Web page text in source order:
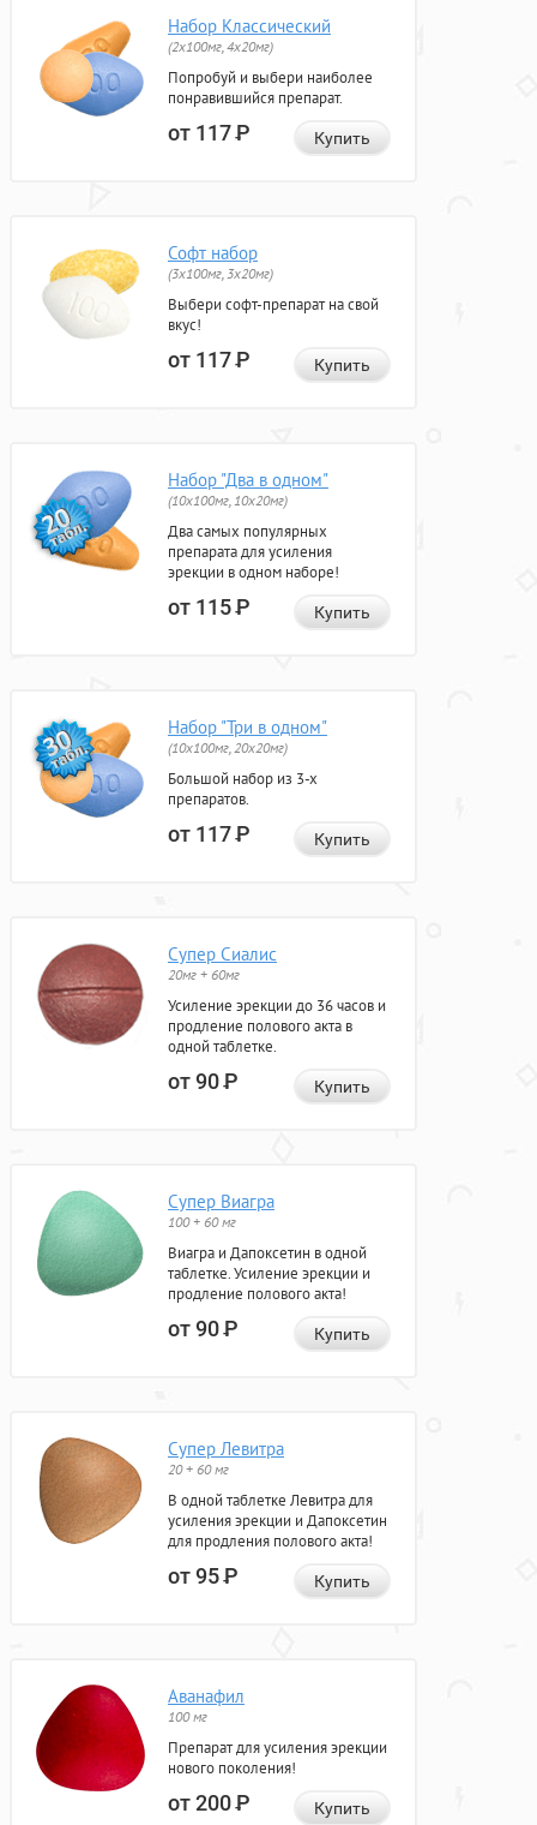
Набор Классический
(2x100мг, 4x20мг)
Попробуй и выбери наиболее
понравившийся препарат.
от 117Р Купить
Софт набор
(3x100мг, 3x20мг)
Выбери софт-препарат на свой
вкус!
от 117Р Купить
Набор "Два в одном"
(10x100мг, 10x20мг)
Два самых популярных
препарата для усиления
эрекции в одном наборе!
от 115Р Купить
Набор "Три в одном"
(10x100мг, 20x20мг)
Большой набор из 3-х
препаратов.
от 117Р Купить
Супер Сиалис
20мг + 60мг
Усиление эрекции до 36 часов и
продление полового акта в
одной таблетке.
от 90Р Купить
Супер Виагра
100 + 60 мг
Виагра и Дапоксетин в одной
таблетке. Усиление эрекции и
продление полового акта!
от 90Р Купить
Супер Левитра
20 + 60 мг
В одной таблетке Левитра для
усиления эрекции и Дапоксетин
для продления полового акта!
от 95Р Купить
Аванафил
100 мг
Препарат для усиления эрекции
нового поколения!
от 200Р Купить